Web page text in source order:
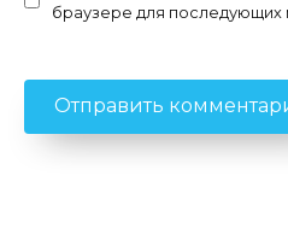
браузере для последующих